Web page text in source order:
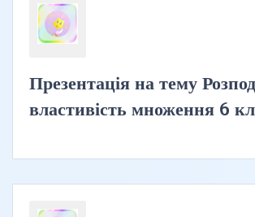
Презентація на тему
властивість множення 6